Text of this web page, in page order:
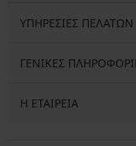
ΥΠΗΡΕΣΙΕΣ ΠΕΛΑΤΩΝ
ΓΕΝΙΚΕΣ
Η ΕΤΑΙΡΕΙΑ